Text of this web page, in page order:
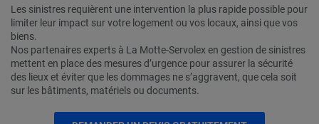
Les sinistres requièrent une intervention la plus rapide possible pour
limiter leur impact sur votre logement ou vos locaux, ainsi que vos
biens.
Nos partenaires experts à La Motte-Servolex en gestion de sinistres
mettent en place des mesures d’urgence pour assurer la sécurité
des lieux et éviter que les dommages ne s’aggravent, que cela soit
sur les bâtiments, matériels ou documents.